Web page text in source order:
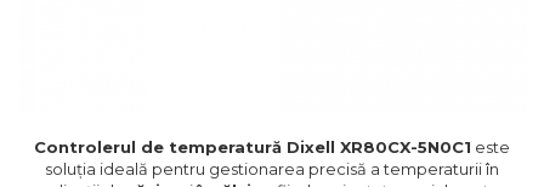
Controlerul de temperatură Dixell XR80CX-5N0C1 este
soluția ideală pentru gestionarea precisă a temperaturii în